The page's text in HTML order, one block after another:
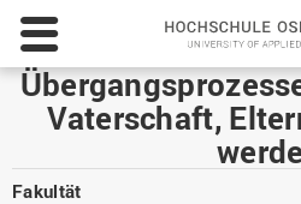
Vaterschaft,
Fakultät